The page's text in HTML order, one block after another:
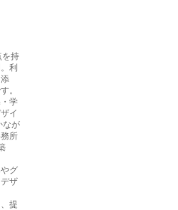
を持
利
。
学
イ
なが
所
グ
ザ
提